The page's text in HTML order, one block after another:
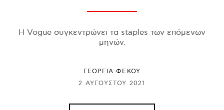
Η Vogue συγκεντρώνει τα staples των επόμενων
μηνών.
ΓΕΩΡΓΙΑ ΦΕΚΟΥ
2 ΑΥΓΟΎΣΤΟΥ 2021